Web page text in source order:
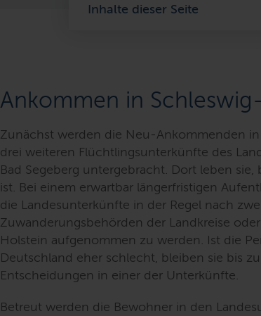
Inhalte dieser Seite
Ankommen in
Zunächst werden die Neu-Ankommenden
drei weiteren Flüchtlingsunterkünfte des
Bad Segeberg untergebracht. Dort leben
ist. Bei einem erwartbar längerfristigen
die Landesunterkünfte in der Regel nach
Zuwanderungsbehörden der Landkreise
Holstein aufgenommen zu werden. Ist die
Deutschland eher schlecht, bleiben sie bis
Entscheidungen in einer der Unterkünfte.
Betreut werden die Bewohner in den